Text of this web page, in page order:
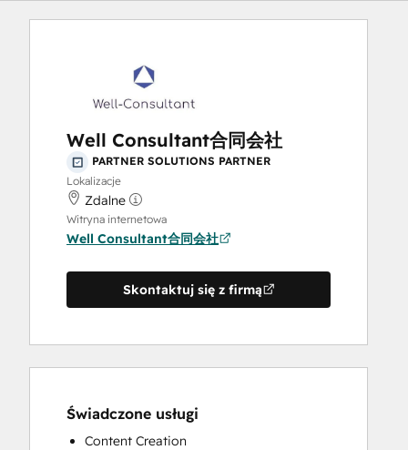
Well Consultant合同会社
PARTNER SOLUTIONS PARTNER
Lokalizacje
Zdalne
Witryna internetowa
Well Consultant合同会社
Skontaktuj się z firmą
Świadczone usługi
Content Creation